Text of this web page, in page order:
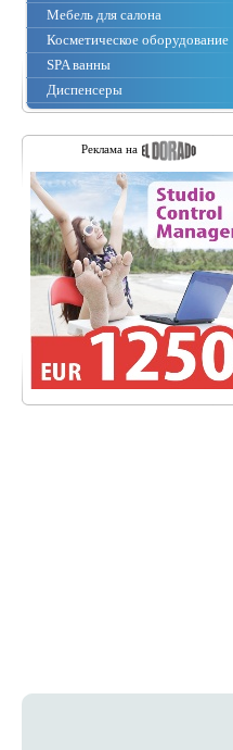
Мебель для салона
Косметическое оборудование
SPA ванны
Диспенсеры
Реклама на